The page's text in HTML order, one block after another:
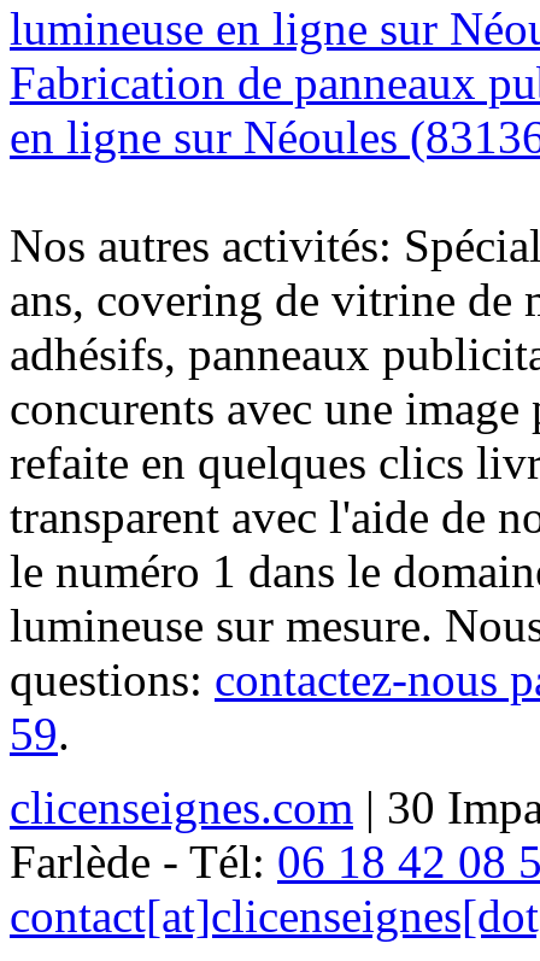
lumineuse en ligne sur
Fabrication de panneaux
en ligne sur Néoules
Nos autres activités:
ans, covering de vitrine de
adhésifs, panneaux
concurents avec une
refaite en quelques clics
transparent avec l'aide de
le numéro 1 dans le
lumineuse sur mesure.
questions: contactez-nous
59.
clicenseignes.com | 30
Farlède - Tél: 06 18 42 08